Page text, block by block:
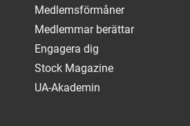
Medlemsförmåner
Medlemmar berättar
Engagera dig
Stock Magazine
UA-Akademin